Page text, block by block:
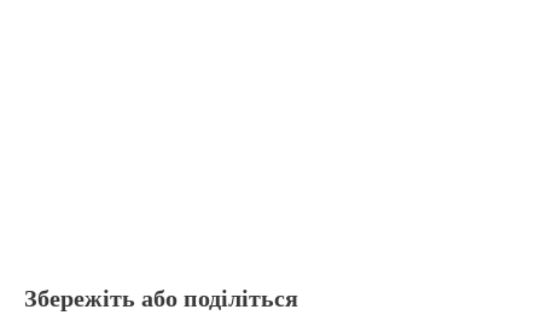
Збережіть або поділіться